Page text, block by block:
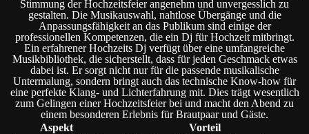
Stimmung der Hochzeitsfeier angenehm und unvergesslich zu
gestalten. Die Musikauswahl, nahtlose Übergänge und die
Anpassungsfähigkeit an das Publikum sind einige der
professionellen Kompetenzen, die ein Dj für Hochzeit mitbringt.
Ein erfahrener Hochzeits Dj verfügt über eine umfangreiche
Musikbibliothek, die sicherstellt, dass für jeden Geschmack etwas
dabei ist. Er sorgt nicht nur für die passende musikalische
Untermalung, sondern bringt auch das technische Know-how für
eine perfekte Klang- und Lichterfahrung mit. Dies trägt wesentlich
zum Gelingen einer Hochzeitsfeier bei und macht den Abend zu
einem besonderen Erlebnis für Brautpaar und Gäste.
Aspekt
Vorteil